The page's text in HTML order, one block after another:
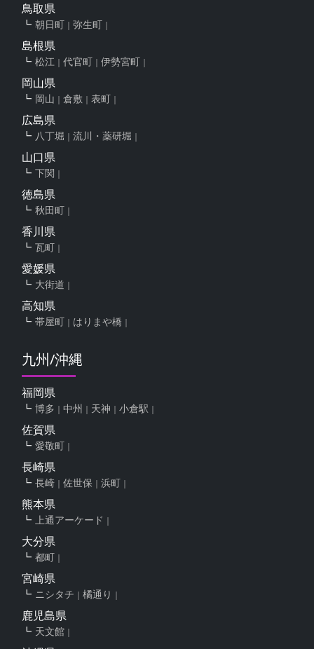
鳥取県
朝日町 弥生町
島根県
松江 代官町 伊勢宮町
岡山県
岡山 倉敷 表町
広島県
八丁堀 流川・薬研堀
山口県
下関
徳島県
秋田町
香川県
瓦町
愛媛県
大街道
高知県
帯屋町 はりまや橋
九州/沖縄
福岡県
博多 中州 天神 小倉駅
佐賀県
愛敬町
長崎県
長崎 佐世保 浜町
熊本県
上通アーケード
大分県
都町
宮崎県
ニシタチ 橘通り
鹿児島県
天文館